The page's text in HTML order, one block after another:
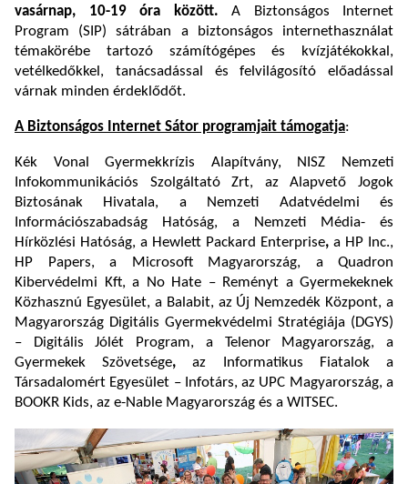
vasárnap, 10-19 óra között. A Biztonságos Internet
Program (SIP) sátrában a biztonságos internethasználat
témakörébe tartozó számítógépes és kvízjátékokkal,
vetélkedőkkel, tanácsadással és felvilágosító előadással
várnak minden érdeklődőt.
A Biztonságos Internet Sátor programjait támogatja:
Kék Vonal Gyermekkrízis Alapítvány, NISZ Nemzeti
Infokommunikációs Szolgáltató Zrt, az Alapvető Jogok
Biztosának Hivatala, a Nemzeti Adatvédelmi és
Információszabadság Hatóság, a Nemzeti Média- és
Hírközlési Hatóság, a Hewlett Packard Enterprise, a HP Inc.,
HP Papers, a Microsoft Magyarország, a Quadron
Kibervédelmi Kft, a No Hate – Reményt a Gyermekeknek
Közhasznú Egyesület, a Balabit, az Új Nemzedék Központ, a
Magyarország Digitális Gyermekvédelmi Stratégiája (DGYS)
– Digitális Jólét Program, a Telenor Magyarország, a
Gyermekek Szövetsége,az Informatikus Fiatalok a
Társadalomért Egyesület – Infotárs, az UPC Magyarország, a
BOOKR Kids, az e-Nable Magyarország és a WITSEC.